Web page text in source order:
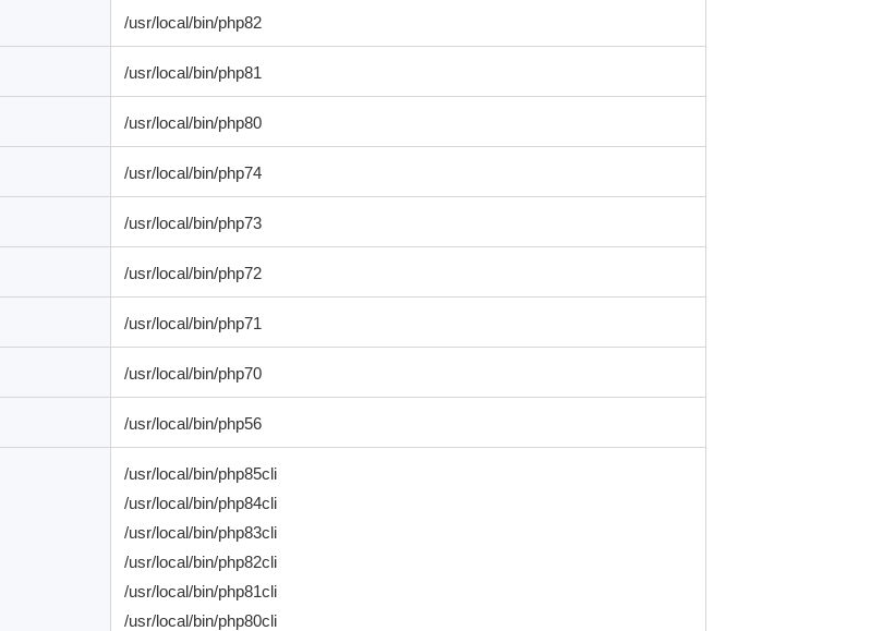
/usr/local/bin/php82
/usr/local/bin/php81
/usr/local/bin/php80
/usr/local/bin/php74
/usr/local/bin/php73
/usr/local/bin/php72
/usr/local/bin/php71
/usr/local/bin/php70
/usr/local/bin/php56
/usr/local/bin/php85cli
/usr/local/bin/php84cli
/usr/local/bin/php83cli
/usr/local/bin/php82cli
/usr/local/bin/php81cli
/usr/local/bin/php80cli